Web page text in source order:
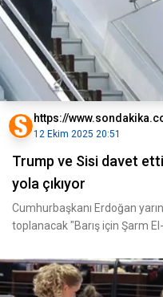
https://
12 Ekim 2025 20:51
Trump ve Sisi davet
yola çıkıyor
Cumhurbaşkanı Erdoğan
toplanacak "Barış için Şarm